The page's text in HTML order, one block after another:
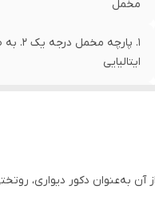
مخمل
ایتالیایی
به‌عنوان دکور دیواری،